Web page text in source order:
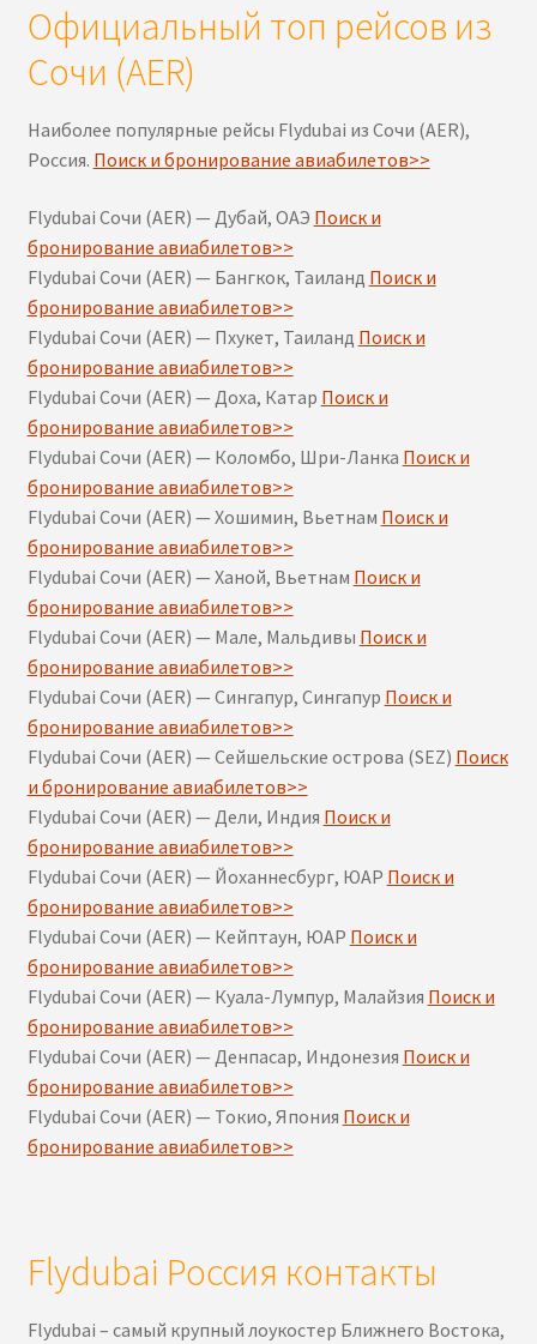
Официальный топ рейсов из
Сочи (AER)
Наиболее популярные рейсы Flydubai из Сочи (AER),
Россия. Поиск и бронирование авиабилетов>>
Flydubai Сочи (AER) — Дубай, ОАЭ Поиск и
бронирование авиабилетов>>
Flydubai Сочи (AER) — Бангкок, Таиланд Поиск и
бронирование авиабилетов>>
Flydubai Сочи (AER) — Пхукет, Таиланд Поиск и
бронирование авиабилетов>>
Flydubai Сочи (AER) — Доха, Катар Поиск и
бронирование авиабилетов>>
Flydubai Сочи (AER) — Коломбо, Шри-Ланка Поиск и
бронирование авиабилетов>>
Flydubai Сочи (AER) — Хошимин, Вьетнам Поиск и
бронирование авиабилетов>>
Flydubai Сочи (AER) — Ханой, Вьетнам Поиск и
бронирование авиабилетов>>
Flydubai Сочи (AER) — Мале, Мальдивы Поиск и
бронирование авиабилетов>>
Flydubai Сочи (AER) — Сингапур, Сингапур Поиск и
бронирование авиабилетов>>
Flydubai Сочи (AER) — Сейшельские острова (SEZ) Поиск
и бронирование авиабилетов>>
Flydubai Сочи (AER) — Дели, Индия Поиск и
бронирование авиабилетов>>
Flydubai Сочи (AER) — Йоханнесбург, ЮАР Поиск и
бронирование авиабилетов>>
Flydubai Сочи (AER) — Кейптаун, ЮАР Поиск и
бронирование авиабилетов>>
Flydubai Сочи (AER) — Куала-Лумпур, Малайзия Поиск и
бронирование авиабилетов>>
Flydubai Сочи (AER) — Денпасар, Индонезия Поиск и
бронирование авиабилетов>>
Flydubai Сочи (AER) — Токио, Япония Поиск и
бронирование авиабилетов>>
Flydubai Россия контакты
Flydubai – самый крупный лоукостер Ближнего Востока,